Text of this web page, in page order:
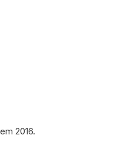
2016.